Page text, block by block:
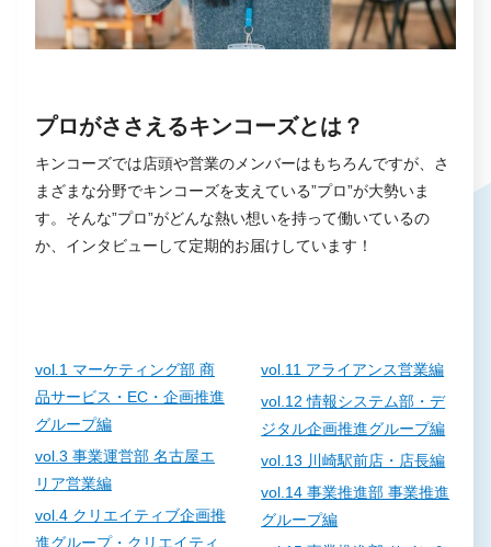
プロがささえるキンコーズとは？
キンコーズでは店頭や営業のメンバーはもちろんですが、さ
まざまな分野でキンコーズを支えている”プロ”が大勢いま
す。そんな”プロ”がどんな熱い想いを持って働いているの
か、インタビューして定期的お届けしています！
vol.1 マーケティング部 商
品サービス・EC・企画推進
グループ編
vol.3 事業運営部 名古屋エ
リア営業編
vol.4 クリエイティブ企画推
進グループ・クリエイティ
vol.11 アライアンス営業編
vol.12 情報システム部・デ
ジタル企画推進グループ編
vol.13 川崎駅前店・店長編
vol.14 事業推進部 事業推進
グループ編